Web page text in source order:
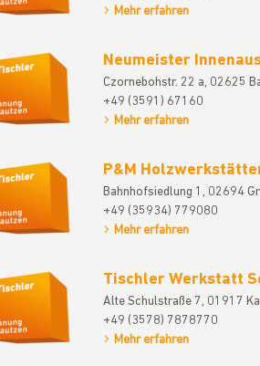
Mehr erfahren
Neumeister
Czornebohstr. 22 a, 02625
+49 (3591) 67160
Mehr erfahren
P&M
Bahnhofsiedlung 1, 02694
+49 (35934) 779080
Mehr erfahren
Tischler Werkstatt
Alte Schulstraße 7, 01917
+49 (3578) 7878770
Mehr erfahren